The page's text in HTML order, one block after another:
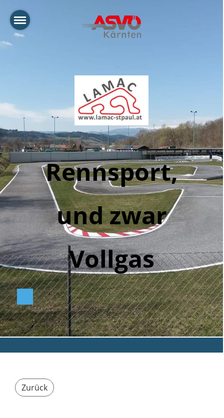
Rennsport,
und zwar
Vollgas
Zurück